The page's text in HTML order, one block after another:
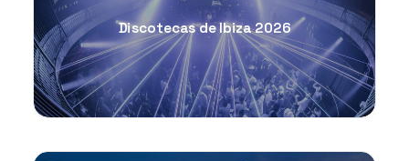
Discotecas de Ibiza 2026